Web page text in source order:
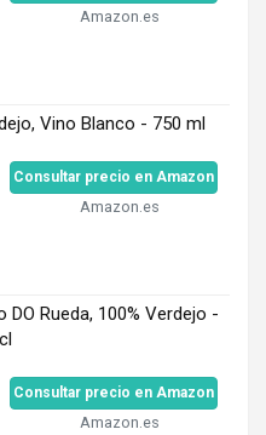
Amazon.es
Vino Blanco - 750 ml
Consultar precio en Amazon
Amazon.es
Rueda, 100% Verdejo -
Consultar precio en Amazon
Amazon.es